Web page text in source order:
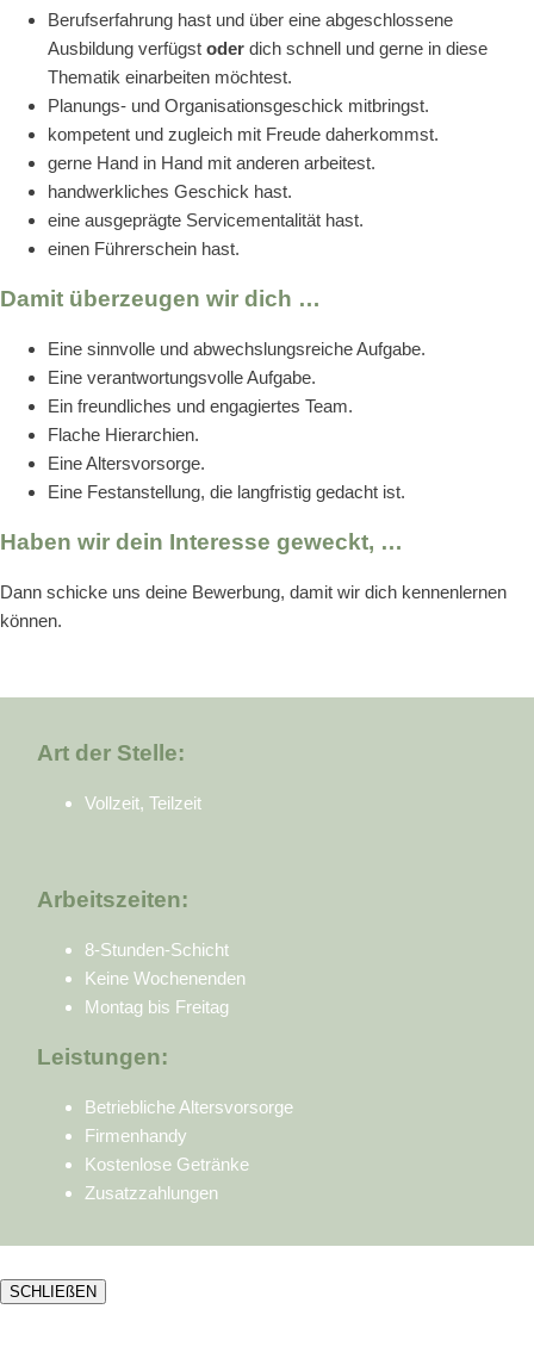
Berufserfahrung hast und über eine abgeschlossene
Ausbildung verfügst oder dich schnell und gerne in diese
Thematik einarbeiten möchtest.
Planungs- und Organisationsgeschick mitbringst.
kompetent und zugleich mit Freude daherkommst.
gerne Hand in Hand mit anderen arbeitest.
handwerkliches Geschick hast.
eine ausgeprägte Servicementalität hast.
einen Führerschein hast.
Damit überzeugen wir dich …
Eine sinnvolle und abwechslungsreiche Aufgabe.
Eine verantwortungsvolle Aufgabe.
Ein freundliches und engagiertes Team.
Flache Hierarchien.
Eine Altersvorsorge.
Eine Festanstellung, die langfristig gedacht ist.
Haben wir dein Interesse geweckt, …
Dann schicke uns deine Bewerbung, damit wir dich kennenlernen
können.
Art der Stelle:
Vollzeit, Teilzeit
Arbeitszeiten:
8-Stunden-Schicht
Keine Wochenenden
Montag bis Freitag
Leistungen:
Betriebliche Altersvorsorge
Firmenhandy
Kostenlose Getränke
Zusatzzahlungen
SCHLIEßEN